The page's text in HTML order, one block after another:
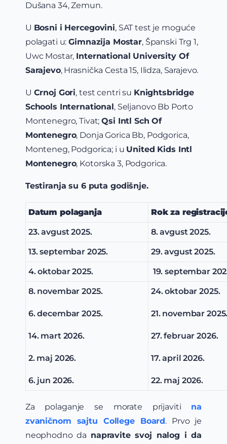
Dušana 34, Zemun.
U Bosni i Hercegovini, SAT test je moguće
polagati u:Gimnazija Mostar, Španski Trg 1,
Uwc Mostar, International University Of
Sarajevo, Hrasnička Cesta 15, Ilidza, Sarajevo.
U Crnoj Gori, test centri su Knightsbridge
Schools International, Seljanovo Bb Porto
Montenegro, Tivat;Qsi Intl Sch Of
Montenegro, Donja Gorica Bb, Podgorica,
Monteneg, Podgorica; i u United Kids Intl
Montenegro, Kotorska 3, Podgorica.
Testiranja su 6 puta godišnje.
Datum polaganja Rok za
23. avgust 2025. 8. avgust 2025.
13. septembar 2025. 29. avgust 2025.
4. oktobar 2025. 19. septembar
8. novembar 2025.
6. decembar 2025.
14. mart 2026.
2. maj 2026.
6. jun 2026.
24. oktobar 2025.
21. novembar
27. februar 2026.
17. april 2026.
22. maj 2026.
Za polaganje se morate prijaviti na
zvaničnom sajtu College Board. Prvo je
neophodno da napravite svoj nalog i da